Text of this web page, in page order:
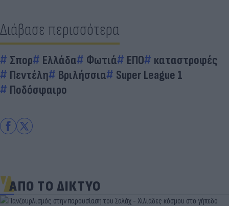
Διάβασε περισσότερα
Σπορ Ελλάδα Φωτιά ΕΠΟ
καταστροφές
Πεντέλη
Βριλήσσια
Super League 1
Ποδόσφαιρο
ΑΠΟ ΤΟ ΔΙΚΤΥΟ